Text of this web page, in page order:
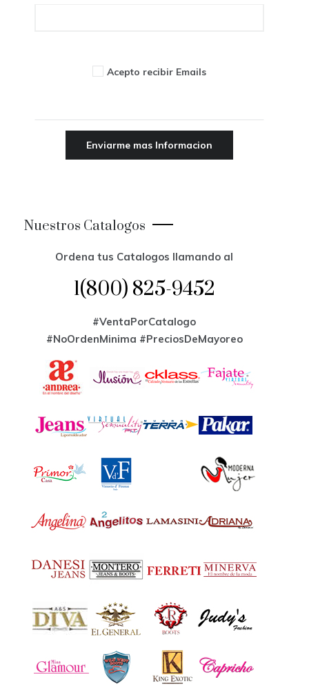
Acepto recibir Emails
Nuestros Catalogos
Ordena tus Catalogos llamando al
1(800) 825-9452
#VentaPorCatalogo
#NoOrdenMinima #PreciosDeMayoreo